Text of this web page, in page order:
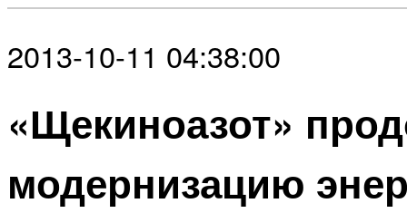
2013-10-11 04:38:00
«Щекиноазот»
модернизацию